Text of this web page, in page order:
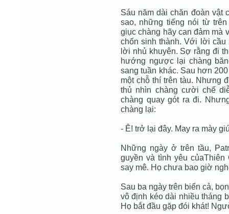
Sáu năm dài chăn đoàn vật
sao, những tiếng nói từ
giục chàng hãy can đảm mà
chốn sinh thành. Với lời
lời nhủ khuyên. Sợ rằng đi
hướng ngược lại chàng
sang tuần khác. Sau hơn
một chỗ thí trên tàu. Nhưng
thủ nhìn chàng cười chế
chàng quay gót ra đi.
chàng lại:
- Ê! trở lại đây. May ra mày
Những ngày ở trên tầu,
guyền và tình yêu
say mê. Họ chưa bao giờ
Sau ba ngày trên biển cả,
vô định kéo dài nhiều tháng
Họ bắt đầu gặp đói khát!